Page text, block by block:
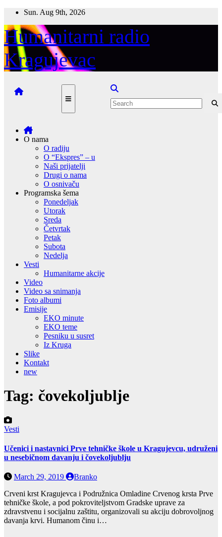
Skip
content
Sun. Aug 9th, 2026
Humanitarni radio
Kragujevac
O nama
O radiju
O “Ekspres” – u
Naši prijatelji
Drugi o nama
O osnivaču
Programska šema
Ponedeljak
Utorak
Sreda
Četvrtak
Petak
Subota
Nedelja
Vesti
Humanitarne akcije
Video
Video sa snimanja
Foto albumi
Emisije
EKO minute
EKO teme
Pesniku u susret
Iz Kruga
Slike
Kontakt
new
Tag: čovekoljublje
Vesti
Učenici i nastavnici Prve tehničke škole u Kragujevcu, udruženi
u nesebičnom davanju i čovekoljublju
March 29, 2019
Branko
Crveni krst Kragujevca i Podružnica Omladine Crvenog krsta Prve
tehničke škole, a pod pokroviteljstvom Gradske uprave za
zdravstvenu i socijalnu zaštitu, organizovali su akciju dobrovoljnog
davanja krvi. Humanom činu i…